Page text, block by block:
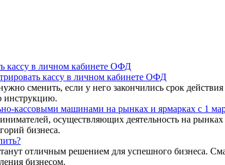
кассу в личном кабинете ОФД
сменить, если у него закончились срок
инструкцию.
кассовыми машинами на рынках и ярмарках с 1
осуществляющих деятельность на
бизнеса.
отличным решением для успешного бизнеса.
бизнесом.